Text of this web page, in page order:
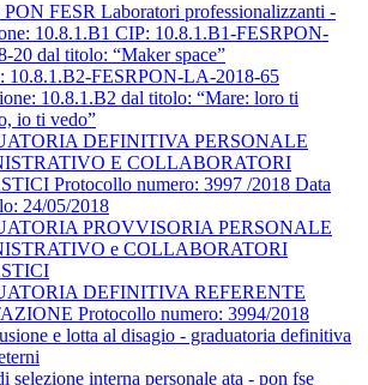
PON FESR Laboratori professionalizzanti -
10.8.1.B1 CIP: 10.8.1.B1-FESRPON-
20 dal titolo: “Maker space”
10.8.1.B2-FESRPON-LA-2018-65
10.8.1.B2 dal titolo: “Mare: loro ti
io ti vedo”
DEFINITIVA PERSONALE
E COLLABORATORI
Protocollo numero: 3997 /2018 Data
24/05/2018
PROVVISORIA PERSONALE
e COLLABORATORI
DEFINITIVA REFERENTE
Protocollo numero: 3994/2018
e lotta al disagio - graduatoria definitiva
selezione interna personale ata - pon fse